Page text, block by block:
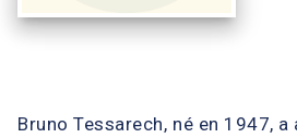
Bruno Tessarech, né en 1947, a